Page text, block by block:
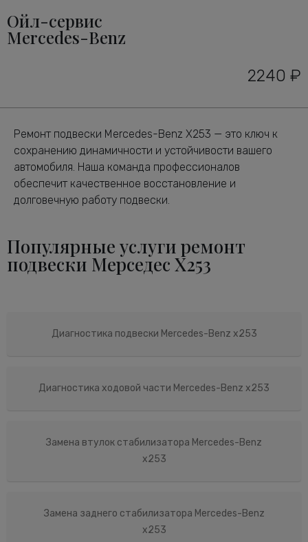
Ойл-сервис
Mercedes-Benz
2240 ₽
Ремонт подвески Mercedes-Benz X253 — это ключ к
сохранению динамичности и устойчивости вашего
автомобиля. Наша команда профессионалов
обеспечит качественное восстановление и
долговечную работу подвески.
Популярные услуги ремонт
подвески Мерседес X253
Диагностика подвески Mercedes-Benz x253
Диагностика ходовой части Mercedes-Benz x253
Замена втулок стабилизатора Mercedes-Benz
x253
Замена заднего стабилизатора Mercedes-Benz
x253